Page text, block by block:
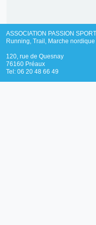
ASSOCIATION PASSION
Running, Trail, Marche nordique
120, rue de Quesnay
76160 Préaux
Tel: 06 20 48 66 49